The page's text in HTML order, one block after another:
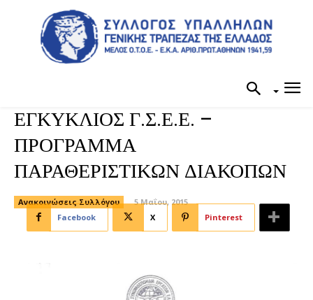
ΕΓΚΥΚΛΙΟΣ Γ.Σ.Ε.Ε. –
ΠΡΟΓΡΑΜΜΑ
ΠΑΡΑΘΕΡΙΣΤΙΚΩΝ ΔΙΑΚΟΠΩΝ
Ανακοινώσεις Συλλόγου
5 Μαΐου, 2015
Facebook
X Pinterest